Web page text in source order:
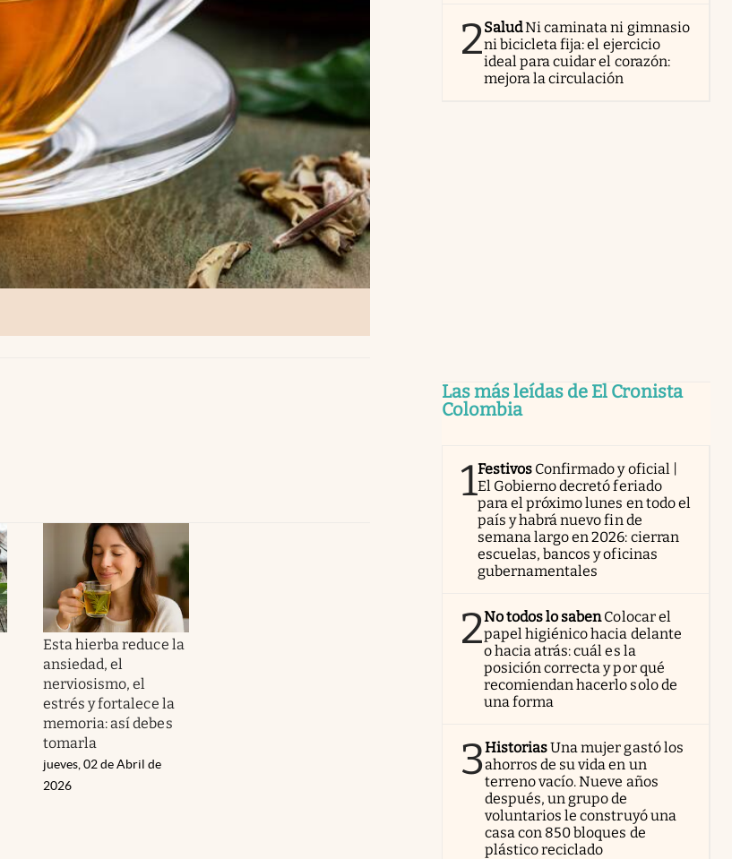
Esta hierba reduce la
ansiedad, el
nerviosismo, el
estrés y fortalece la
memoria: así debes
tomarla
jueves, 02 de Abril de
2026
2SaludNi caminata ni gimnasio
ni bicicleta fija: el ejercicio
ideal para cuidar el corazón:
mejora la circulación
Las más leídas de El Cronista
Colombia
1Festivos Confirmado y oficial |
El Gobierno decretó feriado
para el próximo lunes en todo el
país y habrá nuevo fin de
semana largo en 2026: cierran
escuelas, bancos y oficinas
gubernamentales
2No todos lo sabenColocar el
papel higiénico hacia delante
o hacia atrás: cuál es la
posición correcta y por qué
recomiendan hacerlo solo de
una forma
3HistoriasUna mujer gastó los
ahorros de su vida en un
terreno vacío. Nueve años
después, un grupo de
voluntarios le construyó una
casa con 850 bloques de
plástico reciclado